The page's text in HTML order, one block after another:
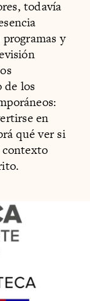
todavía
y
de los
en
qué ver si
contexto